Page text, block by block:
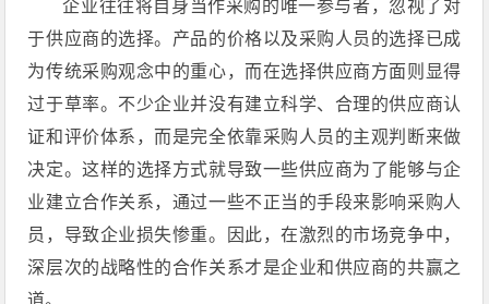
企业往往将自身当作采购的唯一参与者，忽视了对
于供应商的选择。产品的价格以及采购人员的选择已成
为传统采购观念中的重心，而在选择供应商方面则显得
过于草率。不少企业并没有建立科学、合理的供应商认
证和评价体系，而是完全依靠采购人员的主观判断来做
决定。这样的选择方式就导致一些供应商为了能够与企
业建立合作关系，通过一些不正当的手段来影响采购人
员，导致企业损失惨重。因此，在激烈的市场竞争中，
深层次的战略性的合作关系才是企业和供应商的共赢之
道。